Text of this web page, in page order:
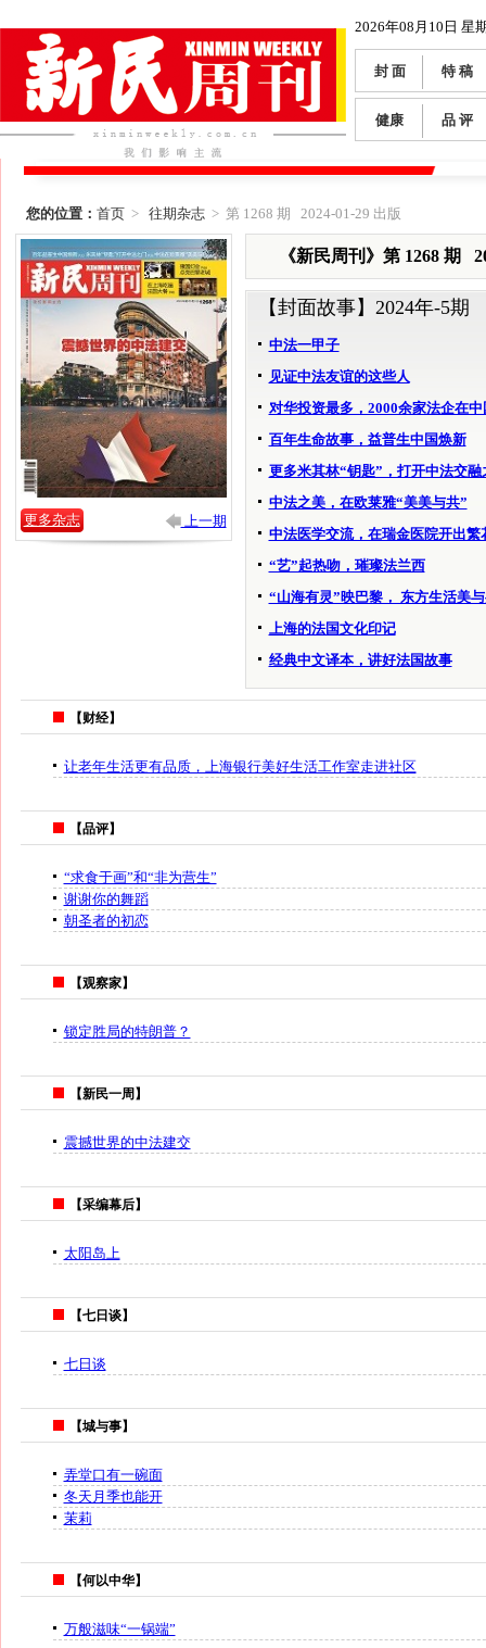
2026年08月10日 星
封 面 特 稿
健康 品 评
您的位置： 首页> 往期杂志> 第 1268 期 2024-01-29 出版
更多杂志 上一期
《新民周刊》第 1268 期
【封面故事】 2024年-5期
中法一甲子
见证中法友谊的这些人
对华投资最多，2000余家法企在中
百年生命故事，益普生中国焕新
更多米其林“钥匙”，打开中法交融
中法之美，在欧莱雅“美美与共”
中法医学交流，在瑞金医院开出繁
“艺”起热吻，璀璨法兰西
“山海有灵”映巴黎， 东方生活美
上海的法国文化印记
经典中文译本，讲好法国故事
【财经】
让老年生活更有品质，上海银行美好生活工作室走进社区
【品评】
“求食于画”和“非为营生”
谢谢你的舞蹈
朝圣者的初恋
【观察家】
锁定胜局的特朗普？
【新民一周】
震撼世界的中法建交
【采编幕后】
太阳岛上
【七日谈】
七日谈
【城与事】
弄堂口有一碗面
冬天月季也能开
茉莉
【何以中华】
万般滋味“一锅端”